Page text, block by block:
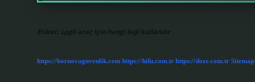
Etiket: Lpgli araç için hangi buji kullanılır
https://bornovaguvenlik.com https://hifu.com.tr https://doze.com.tr Sitemap